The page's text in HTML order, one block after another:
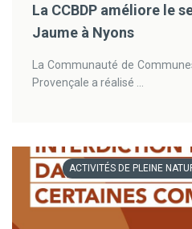
La CCBDP améliore le
Jaume à Nyons
La Communauté de
Provençale a réalisé ...
ACTIVITÉS DE PLEINE